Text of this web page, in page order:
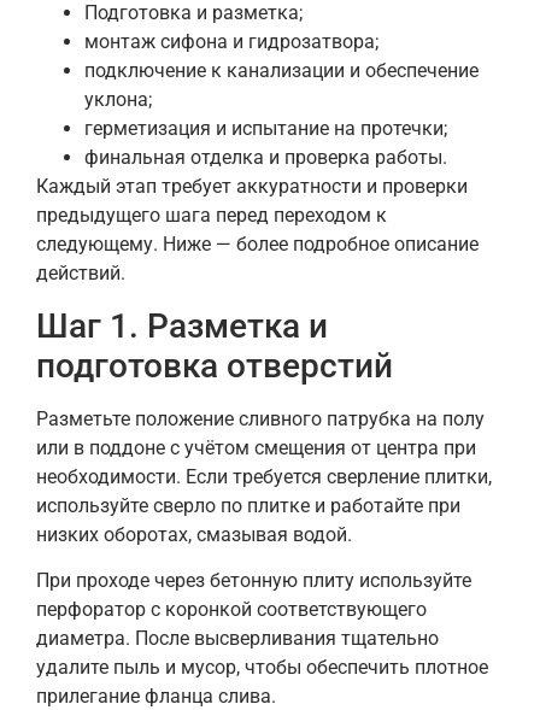
Подготовка и разметка;
монтаж сифона и гидрозатвора;
подключение к канализации и обеспечение
уклона;
герметизация и испытание на протечки;
финальная отделка и проверка работы.
Каждый этап требует аккуратности и проверки
предыдущего шага перед переходом к
следующему. Ниже — более подробное описание
действий.
Шаг 1. Разметка и
подготовка отверстий
Разметьте положение сливного патрубка на полу
или в поддоне с учётом смещения от центра при
необходимости. Если требуется сверление плитки,
используйте сверло по плитке и работайте при
низких оборотах, смазывая водой.
При проходе через бетонную плиту используйте
перфоратор с коронкой соответствующего
диаметра. После высверливания тщательно
удалите пыль и мусор, чтобы обеспечить плотное
прилегание фланца слива.